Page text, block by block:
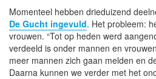
Momenteel hebben drieduizend
De Gucht ingevuld. Het probleem:
vrouwen. “Tot op heden werd
verdeeld is onder mannen en
meer mannen zich gaan melden en
Daarna kunnen we verder met het